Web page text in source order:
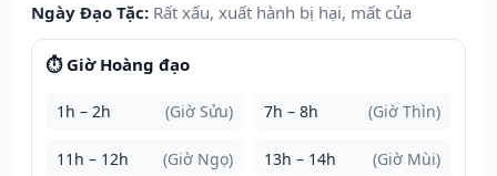
Ngày Đạo Tặc: Rất xấu, xuất hành bị hại, mất của
⏱️ Giờ Hoàng đạo
1h – 2h (Giờ Sửu) 7h – 8h (Giờ Thìn)
11h – 12h (Giờ Ngọ) 13h – 14h (Giờ Mùi)